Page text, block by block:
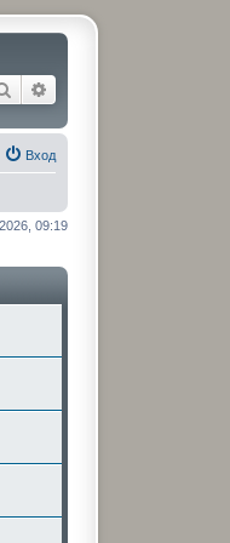
Поиск
Вход
09:19